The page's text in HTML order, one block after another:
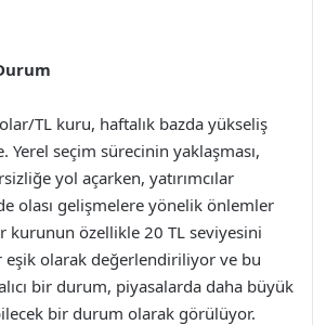
TL kuru, haftalık bazda yükseliş
seçim sürecinin yaklaşması,
yol açarken, yatırımcılar
olası gelişmelere yönelik önlemler
kurunun özellikle 20 TL seviyesini
eşik olarak değerlendiriliyor ve bu
bir durum, piyasalarda daha büyük
bir durum olarak görülüyor.